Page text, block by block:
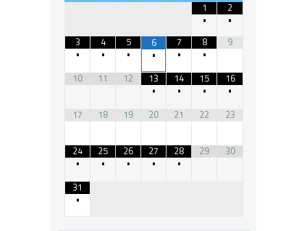
1
•
2
•
3
•
4
•
5
•
6
•
7
•
8
•
9
10 11 12
13
•
14
•
15
•
16
•
17
18 19 20 21 22 23
24
•
25
•
26
•
27
•
28
•
29 30
31
•